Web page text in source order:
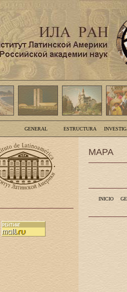
GENERAL ESTRUCTURA
MAPA
INICIO